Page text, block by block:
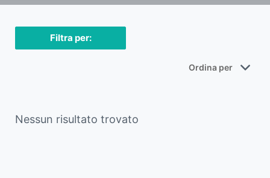
Filtra per:
Nessun risultato trovato